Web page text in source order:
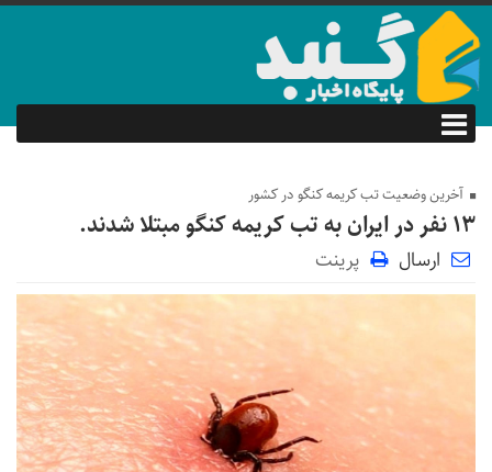
آخرین وضعیت تب کریمه کنگو در کشور
۱۳ نفر در ایران به تب کریمه کنگو مبتلا شدند.
ارسال پرینت